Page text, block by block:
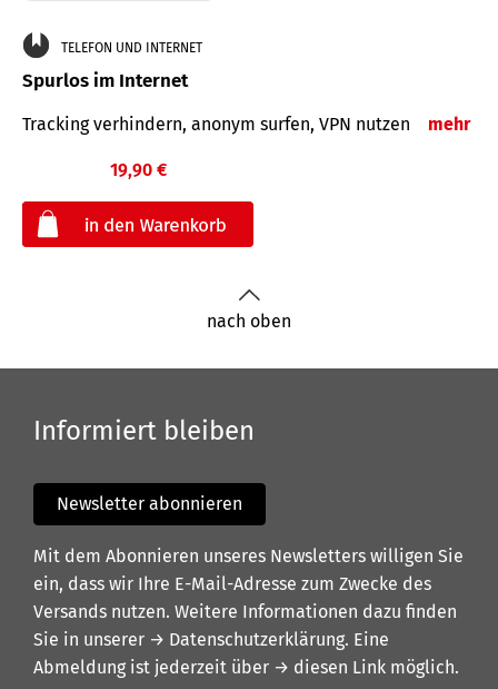
TELEFON UND INTERNET
Spurlos im Internet
Tracking verhindern, anonym surfen, VPN nutzen mehr
19,90 €
nach oben
Informiert bleiben
Newsletter abonnieren
Mit dem Abonnieren unseres Newsletters willigen Sie
ein, dass wir Ihre E-Mail-Adresse zum Zwecke des
Versands nutzen. Weitere Informationen dazu finden
Sie in unserer → Datenschutzerklärung. Eine
Abmeldung ist jederzeit über → diesen Link möglich.